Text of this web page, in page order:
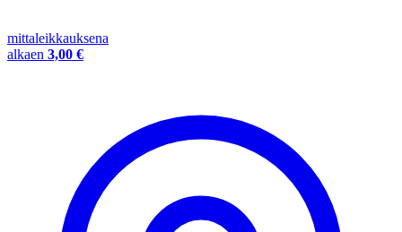
mittaleikkauksena
alkaen 3,00 €